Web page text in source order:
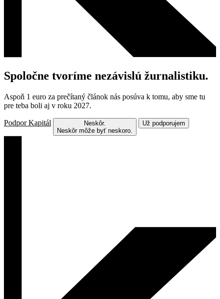
Spoločne tvoríme nezávislú žurnalistiku.
Aspoň 1 euro za prečítaný článok nás posúva k tomu, aby sme tu
pre teba boli aj v roku 2027.
Podpor Kapitál
Neskôr.
Neskôr môže byť neskoro.
Už podporujem